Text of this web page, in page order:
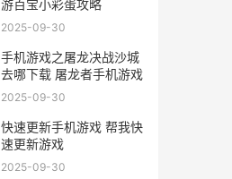
游百宝小彩蛋攻略
2025-09-30
手机游戏之屠龙决战沙城
去哪下载 屠龙者手机游戏
2025-09-30
快速更新手机游戏 帮我快
速更新游戏
2025-09-30